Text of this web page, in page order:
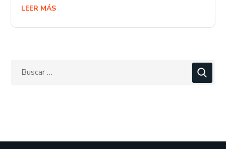
LEER MÁS